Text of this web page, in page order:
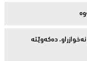
دەكەوێتە